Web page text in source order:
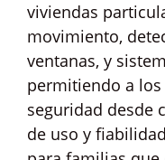
viviendas
movimiento,
ventanas, y
permitiendo a
seguridad desde
de uso y